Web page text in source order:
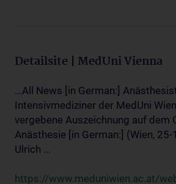
Detailsite | MedUni Vienna
...All News [in German:]
Intensivmediziner der MedUni
vergebene Auszeichnung auf dem
Anästhesie [in German:] (Wien,
Ulrich ...
https://www.meduniwien.ac.at/